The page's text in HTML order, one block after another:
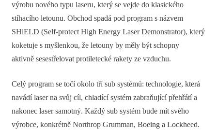
výrobu nového typu laseru, který se vejde do klasického
stíhacího letounu. Obchod spadá pod program s názvem
SHiELD (Self-protect High Energy Laser Demonstrator), který
koketuje s myšlenkou, že letouny by měly být schopny
aktivně sesestřelovat protiletecké rakety ze vzduchu.
Celý program se točí okolo tří sub systémů: technologie, která
navádí laser na svůj cíl, chladící systém zabraňující přehřátí a
nakonec laser samotný. Každý sub systém bude mít svého
výrobce, konkrétně Northrop Grumman, Boeing a Lockheed.